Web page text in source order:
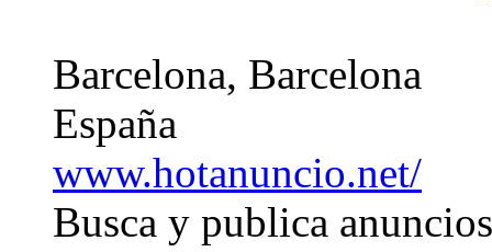
Barcelona, Barcelona
España
www.hotanuncio.net/
Busca y publica